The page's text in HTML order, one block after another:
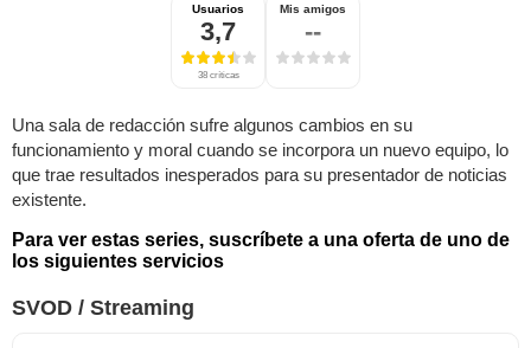
Usuarios
3,7
38 críticas
Mis amigos
--
Una sala de redacción sufre algunos cambios en su
funcionamiento y moral cuando se incorpora un nuevo equipo, lo
que trae resultados inesperados para su presentador de noticias
existente.
Para ver estas series, suscríbete a una oferta de uno de
los siguientes servicios
SVOD / Streaming